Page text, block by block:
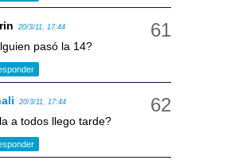
20/3/11, 17:44
pasó la 14?
20/3/11, 17:44
a todos llego tarde?